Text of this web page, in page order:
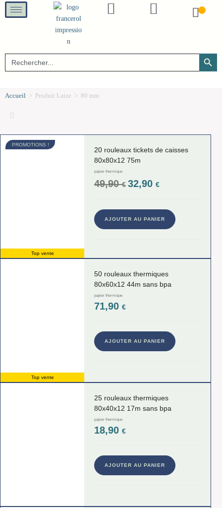
Search
for:
SEARCH
Accueil > Produit Laize > 80 mm
PROMOTIONS !
Top vente
20 rouleaux tickets de caisses
80x80x12 75m
papier thermique
49,90€ 32,90€
AJOUTER AU PANIER
Top vente
50 rouleaux thermiques
80x60x12 44m sans bpa
papier thermique
71,90€
AJOUTER AU PANIER
25 rouleaux thermiques
80x40x12 17m sans bpa
papier thermique
18,90€
AJOUTER AU PANIER